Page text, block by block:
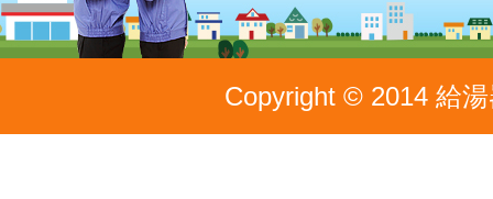
Copyright © 2014 給